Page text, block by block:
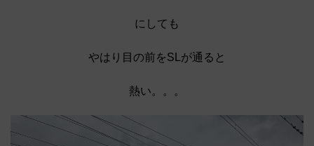
にしても
やはり目の前をSLが通ると
熱い。。。